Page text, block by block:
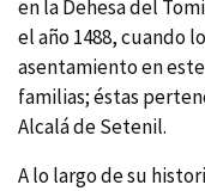
en la Dehesa del
el año 1488, cuando
asentamiento en
familias; éstas
Alcalá de Setenil.
A lo largo de su